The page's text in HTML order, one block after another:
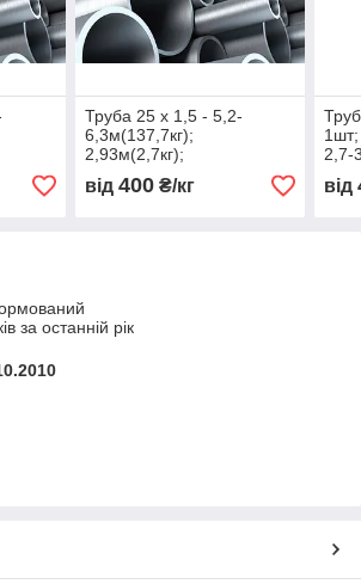
Труба 25 х 1,5 - 5,2-
6,3м(137,7кг);
2,93м(2,7кг);
4,12+4,23м=6,8кг; 2,82-
3,08м(51,8кг)
від 400₴/кг
2,7-
від
за останній рік